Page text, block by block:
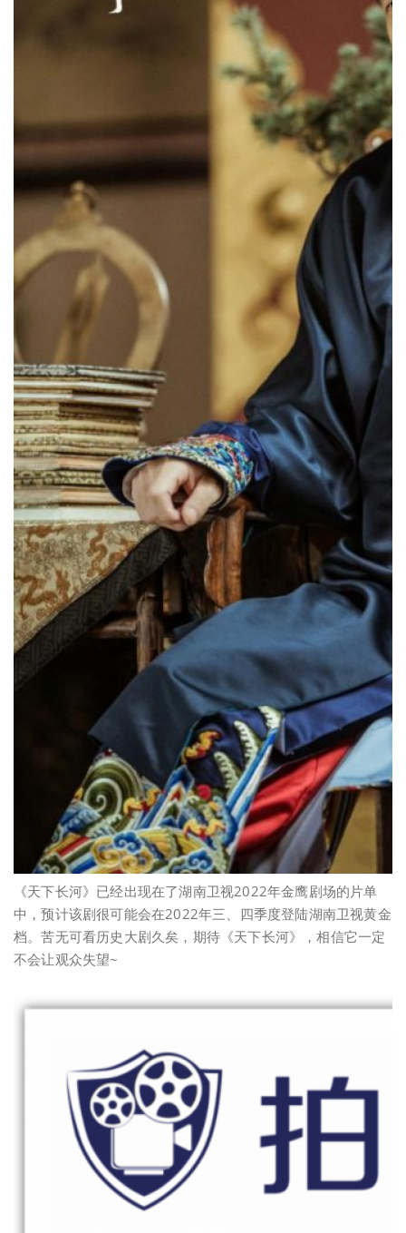
《天下长河》已经出现在了湖南卫视2022年金鹰剧场的片单
中，预计该剧很可能会在2022年三、四季度登陆湖南卫视黄金
档。苦无可看历史大剧久矣，期待《天下长河》，相信它一定
不会让观众失望~